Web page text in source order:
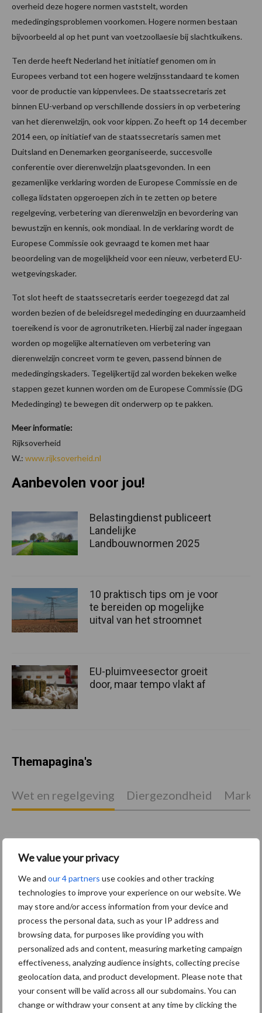
We value your privacy
We and our 4 partners use cookies and other tracking
technologies to improve your experience on our website. We
may store and/or access information from your device and
process the personal data, such as your IP address and
browsing data, for purposes like providing you with
personalized ads and content, measuring marketing campaign
effectiveness, analyzing audience insights, collecting precise
geolocation data, and product development. Please note that
your consent will be valid across all our subdomains. You can
change or withdraw your consent at any time by clicking the
overheid deze hogere normen vaststelt, worden
mededingingsproblemen voorkomen. Hogere normen bestaan
bijvoorbeeld al op het punt van voetzoollaesie bij slachtkuikens.
Ten derde heeft Nederland het initiatief genomen om in
Europees verband tot een hogere welzijnsstandaard te komen
voor de productie van kippenvlees. De staatssecretaris zet
binnen EU-verband op verschillende dossiers in op verbetering
van het dierenwelzijn, ook voor kippen. Zo heeft op 14 december
2014 een, op initiatief van de staatssecretaris samen met
Duitsland en Denemarken georganiseerde, succesvolle
conferentie over dierenwelzijn plaatsgevonden. In een
gezamenlijke verklaring worden de Europese Commissie en de
collega lidstaten opgeroepen zich in te zetten op betere
regelgeving, verbetering van dierenwelzijn en bevordering van
bewustzijn en kennis, ook mondiaal. In de verklaring wordt de
Europese Commissie ook gevraagd te komen met haar
beoordeling van de mogelijkheid voor een nieuw, verbeterd EU-
wetgevingskader.
Tot slot heeft de staatssecretaris eerder toegezegd dat zal
worden bezien of de beleidsregel mededinging en duurzaamheid
toereikend is voor de agronutriketen. Hierbij zal nader ingegaan
worden op mogelijke alternatieven om verbetering van
dierenwelzijn concreet vorm te geven, passend binnen de
mededingingskaders. Tegelijkertijd zal worden bekeken welke
stappen gezet kunnen worden om de Europese Commissie (DG
Mededinging) te bewegen dit onderwerp op te pakken.
Meer informatie:
Rijksoverheid
W.: www.rijksoverheid.nl
Primaire
Recent nieuws Partner nieuws
Aanbevolen voor jou!
Belastingdienst publiceert
Landelijke
Landbouwnormen 2025
10 praktisch tips om je voor
te bereiden op mogelijke
uitval van het stroomnet
EU-pluimveesector groeit
door, maar tempo vlakt af
Themapagina's
Wet en regelgeving Diergezondheid
Pluimveerechten
Toon meer